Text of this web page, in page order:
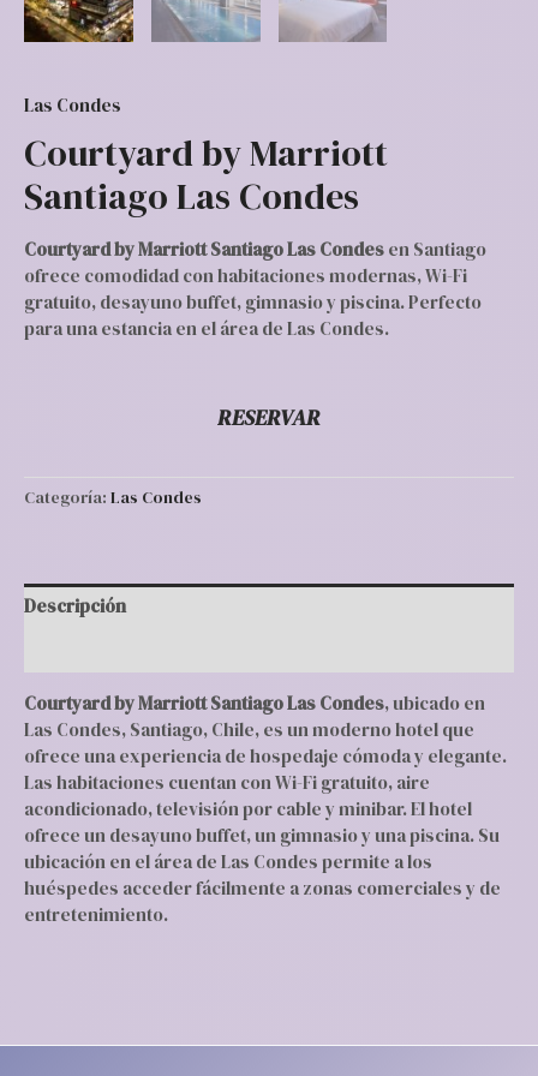
Las Condes
Courtyard by Marriott
Santiago Las Condes
Courtyard by Marriott Santiago Las Condesen Santiago
ofrece comodidad con habitaciones modernas, Wi-Fi
gratuito, desayuno buffet, gimnasio y piscina. Perfecto
para una estancia en el área de Las Condes.
RESERVAR
Categoría: Las Condes
Descripción
Courtyard by Marriott Santiago Las Condes, ubicado en
Las Condes, Santiago, Chile, es un moderno hotel que
ofrece una experiencia de hospedaje cómoda y elegante.
Las habitaciones cuentan con Wi-Fi gratuito, aire
acondicionado, televisión por cable y minibar. El hotel
ofrece un desayuno buffet, un gimnasio y una piscina. Su
ubicación en el área de Las Condes permite a los
huéspedes acceder fácilmente a zonas comerciales y de
entretenimiento.